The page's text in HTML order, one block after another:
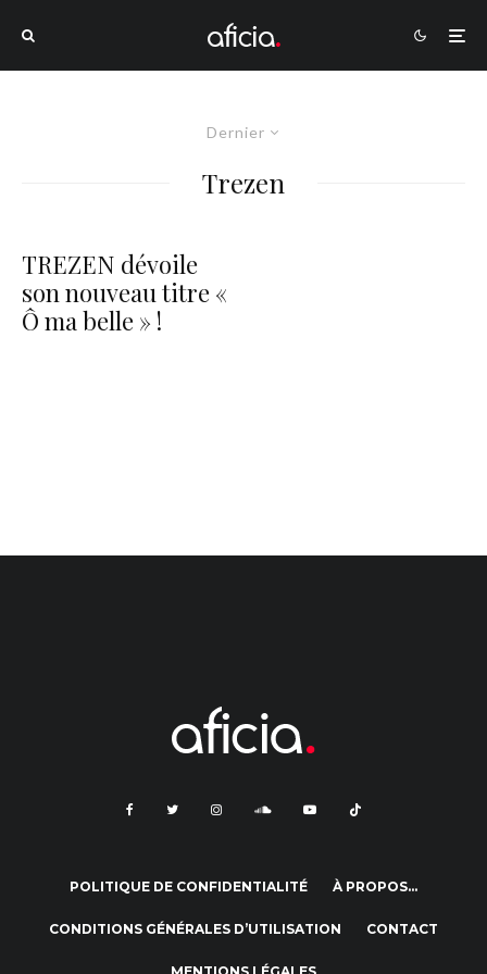
Dernier
Trezen
TREZEN dévoile
son nouveau titre «
Ô ma belle » !
POLITIQUE DE CONFIDENTIALITÉ À PROPOS…
CONDITIONS GÉNÉRALES D’UTILISATION CONTACT